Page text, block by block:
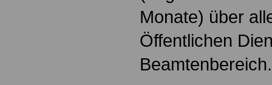
Monate) über
Öffentlichen
Beamtenbereich.